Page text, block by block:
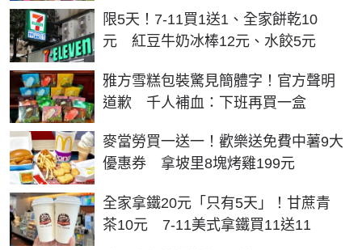
限5天！7-11買1送1、全家餅乾10
元 紅豆牛奶冰棒12元、水餃5元
雅方雪糕包裝驚見簡體字！官方聲明
道歉 千人補血：下班再買一盒
麥當勞買一送一！歡樂送免費中薯9大
優惠券 拿坡里8塊烤雞199元
全家拿鐵20元「只有5天」！甘蔗青
茶10元 7-11美式拿鐵買11送11